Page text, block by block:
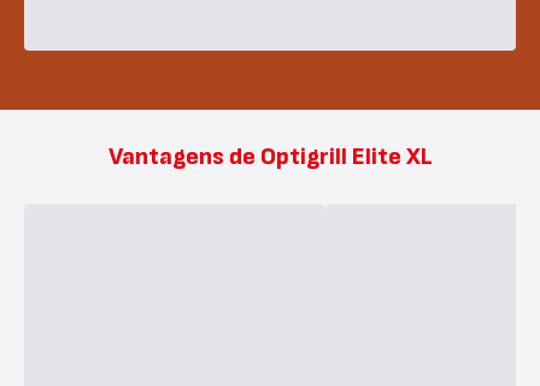
Vantagens de Optigrill Elite XL